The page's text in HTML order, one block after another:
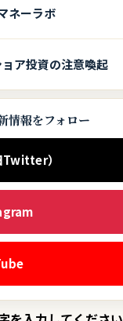
ネーラボ
ア投資の注意喚起
情報をフォロー
Twitter）